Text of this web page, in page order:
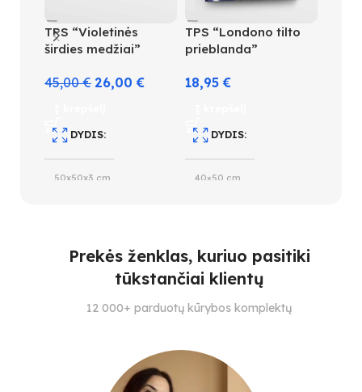
TPS “Violetinės
širdies medžiai”
45,00€ 26,00€
DYDIS
50x50x3 cm
SPALVŲ KIEKIS
TPS “Londono tilto
prieblanda”
18,95€
DYDIS
40×50 cm
4
SPALVŲ KIEKIS
28
Prekės ženklas, kuriuo pasitiki
tūkstančiai klientų
12 000+ parduotų kūrybos komplektų